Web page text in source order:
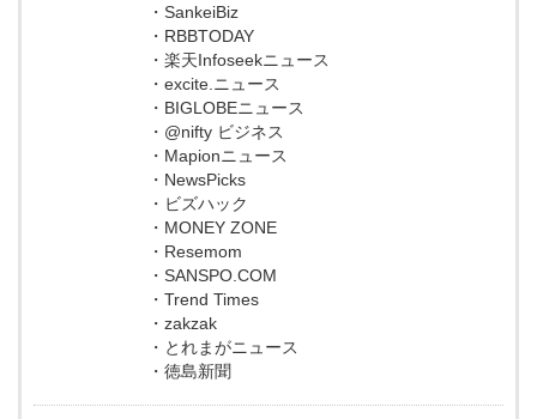
・SankeiBiz
・RBBTODAY
・楽天Infoseekニュース
・excite.ニュース
・BIGLOBEニュース
・@nifty ビジネス
・Mapionニュース
・NewsPicks
・ビズハック
・MONEY ZONE
・Resemom
・SANSPO.COM
・Trend Times
・zakzak
・とれまがニュース
・徳島新聞